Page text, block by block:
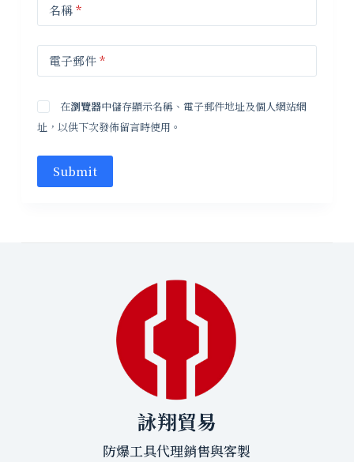
名稱*
電子郵件*
在瀏覽器中儲存顯示名稱、電子郵件地址及個人網站網
址，以供下次發佈留言時使用。
Submit
詠翔貿易
防爆工具代理銷售與客製